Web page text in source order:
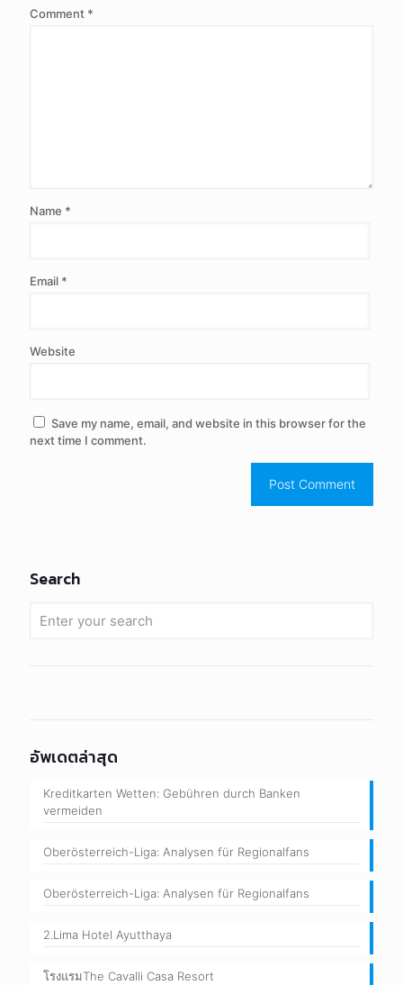
Comment *
Name *
Email *
Website
Save my name, email, and website in this browser for the
next time I comment.
Search
อัพเดตล่าสุด
Kreditkarten Wetten: Gebühren durch Banken
vermeiden
Oberösterreich-Liga: Analysen für Regionalfans
Oberösterreich-Liga: Analysen für Regionalfans
2.Lima Hotel Ayutthaya
โรงแรมThe Cavalli Casa Resort